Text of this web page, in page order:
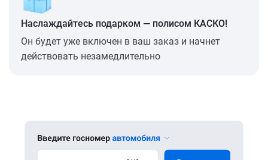
Наслаждайтесь подарком — полисом КАСКО!
Он будет уже включен в ваш заказ и начнет
действовать незамедлительно